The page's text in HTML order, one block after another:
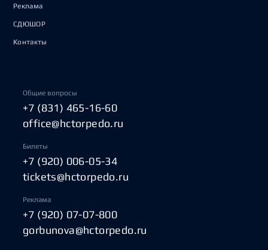
Реклама
СДЮШОР
Контакты
Общие вопросы
+7 (831) 465-16-60
office@hctorpedo.ru
Билеты
+7 (920) 006-05-34
tickets@hctorpedo.ru
Реклама
+7 (920) 07-07-800
gorbunova@hctorpedo.ru